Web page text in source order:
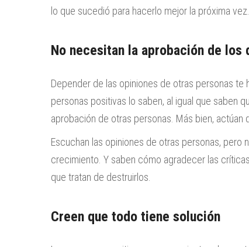
lo que sucedió para hacerlo mejor la próxima vez.
No necesitan la aprobación de los
Depender de las opiniones de otras personas te
personas positivas lo saben, al igual que saben
aprobación de otras personas. Más bien, actúan
Escuchan las opiniones de otras personas, pero
crecimiento. Y saben cómo agradecer las
que tratan de destruirlos.
Creen que todo tiene solución